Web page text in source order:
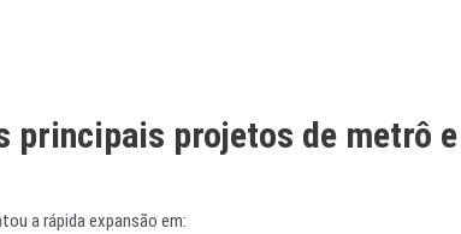
principais projetos de metrô e
a rápida expansão em: